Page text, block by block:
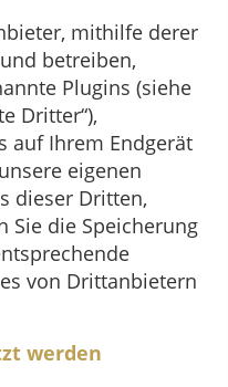
mithilfe derer
betreiben,
Plugins (siehe
Dritter“),
auf Ihrem Endgerät
eigenen
dieser Dritten,
Sie die Speicherung
von Drittanbietern
werden